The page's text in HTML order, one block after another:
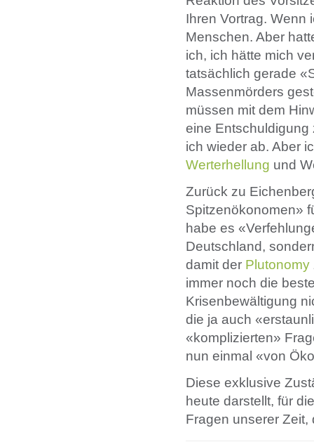
Ihren Vortrag. Wenn
Menschen. Aber
ich, ich hätte mich
tatsächlich gerade
Massenmörders
müssen mit dem
eine Entschuldigung
ich wieder ab. Aber
Werterhellung und
Zurück zu
Spitzenökonomen»
habe es
Deutschland,
damit der Plutonomy
immer noch die
Krisenbewältigung
die ja auch
«komplizierten»
nun einmal «von
Diese exklusive
heute darstellt, für
Fragen unserer